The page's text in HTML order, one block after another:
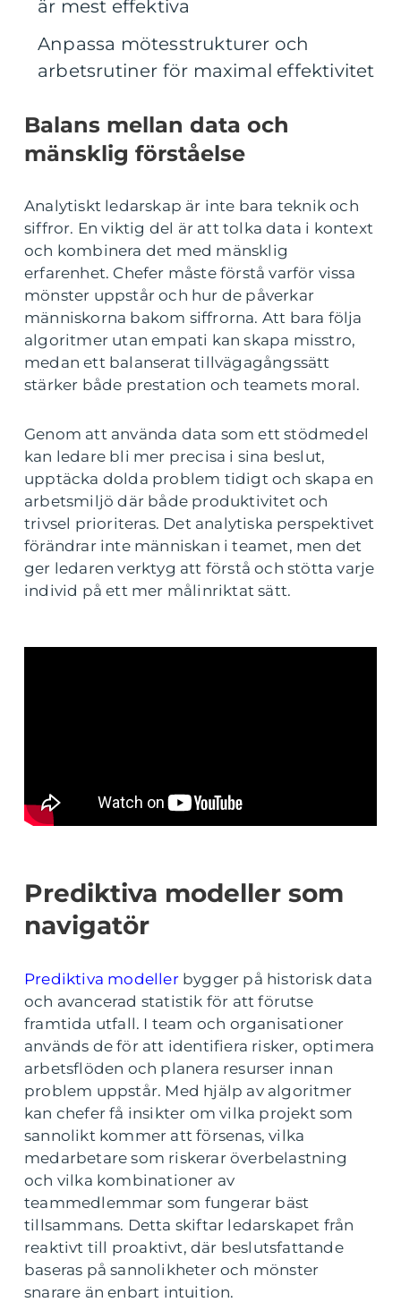
är mest effektiva
Anpassa mötesstrukturer och
arbetsrutiner för maximal effektivitet
Balans mellan data och
mänsklig förståelse
Analytiskt ledarskap är inte bara teknik och
siffror. En viktig del är att tolka data i kontext
och kombinera det med mänsklig
erfarenhet. Chefer måste förstå varför vissa
mönster uppstår och hur de påverkar
människorna bakom siffrorna. Att bara följa
algoritmer utan empati kan skapa misstro,
medan ett balanserat tillvägagångssätt
stärker både prestation och teamets moral.
Genom att använda data som ett stödmedel
kan ledare bli mer precisa i sina beslut,
upptäcka dolda problem tidigt och skapa en
arbetsmiljö där både produktivitet och
trivsel prioriteras. Det analytiska perspektivet
förändrar inte människan i teamet, men det
ger ledaren verktyg att förstå och stötta varje
individ på ett mer målinriktat sätt.
Prediktiva modeller som
navigatör
Prediktiva modellerbygger på historisk data
och avancerad statistik för att förutse
framtida utfall. I team och organisationer
används de för att identifiera risker, optimera
arbetsflöden och planera resurser innan
problem uppstår. Med hjälp av algoritmer
kan chefer få insikter om vilka projekt som
sannolikt kommer att försenas, vilka
medarbetare som riskerar överbelastning
och vilka kombinationer av
teammedlemmar som fungerar bäst
tillsammans. Detta skiftar ledarskapet från
reaktivt till proaktivt, där beslutsfattande
baseras på sannolikheter och mönster
snarare än enbart intuition.